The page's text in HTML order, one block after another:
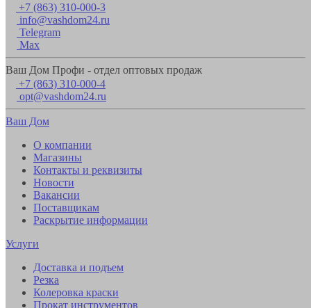
+7 (863) 310-000-3
info@vashdom24.ru
Telegram
Max
Ваш Дом Профи - отдел оптовых продаж
+7 (863) 310-000-4
opt@vashdom24.ru
Ваш Дом
О компании
Магазины
Контакты и реквизиты
Новости
Вакансии
Поставщикам
Раскрытие информации
Услуги
Доставка и подъем
Резка
Колеровка краски
Прокат инструментов